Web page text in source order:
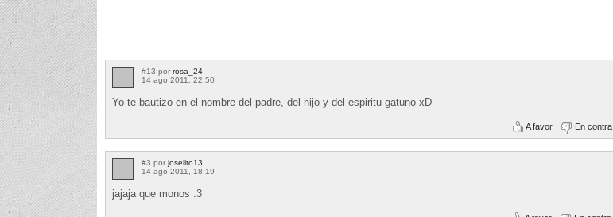
#13 por rosa_24
14 ago 2011, 22:50
Yo te bautizo en el nombre del padre, del hijo y del espiritu gatuno xD
A favor En contra
#3 por joselito13
14 ago 2011, 18:19
jajaja que monos :3